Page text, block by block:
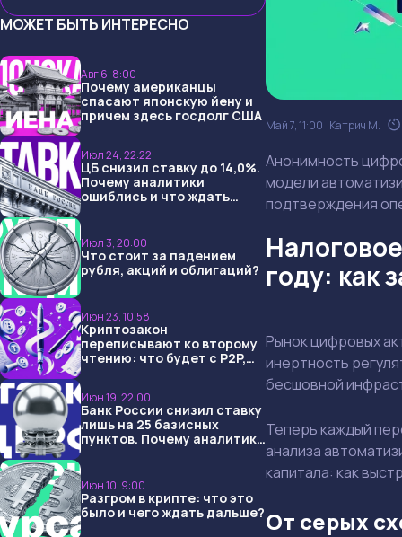
МОЖЕТ БЫТЬ ИНТЕРЕСНО
Авг 6, 8:00
Почему американцы
спасают японскую йену и
причем здесь госдолг США
Июл 24, 22:22
ЦБ снизил ставку до 14,0%.
Почему аналитики
ошиблись и что ждать
Июл 3, 20:00
Что стоит за падением
рубля, акций и облигаций?
Июн 23, 10:58
Криптозакон
переписывают ко второму
чтению: что будет с P2P,
Июн 19, 22:00
Банк России снизил ставку
лишь на 25 базисных
пунктов. Почему аналитики
Июн 10, 9:00
Разгром в крипте: что это
было и чего ждать дальше?
Май 7, 11:00 Катрич М.
Анонимность
модели
подтверждения
году: как
Рынок цифровых
инертность
бесшовной
Теперь каждый
анализа
капитала: как
От серых